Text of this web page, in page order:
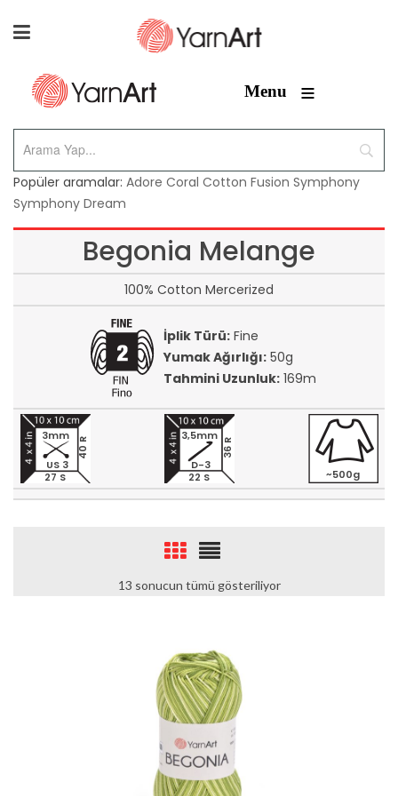
Menu ≡
Popüler aramalar: Adore Coral Cotton Fusion Symphony
Symphony Dream
Begonia Melange
100% Cotton Mercerized
İplik Türü: Fine
Yumak Ağırlığı: 50g
Tahmini Uzunluk: 169m
27 S
40 R
3mm
US 3
22 S
36 R
3,5mm
D-3
~500g
13 sonucun tümü gösteriliyor